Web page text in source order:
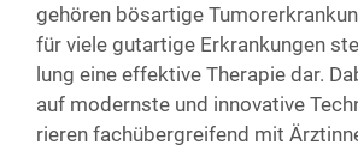
gehö­ren bös­ar­ti­ge
für vie­le gut­ar­ti­ge Erkran­kun­gen
lung eine effek­ti­ve The­ra­pie dar.
auf moderns­te und inno­va­ti­ve
rie­ren fach­über­grei­fend mit